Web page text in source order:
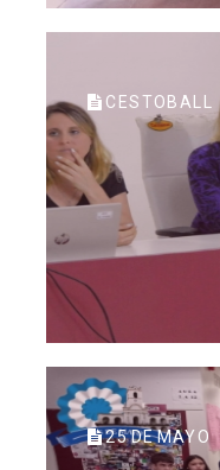
CESTOBALL
25 DE MAYO